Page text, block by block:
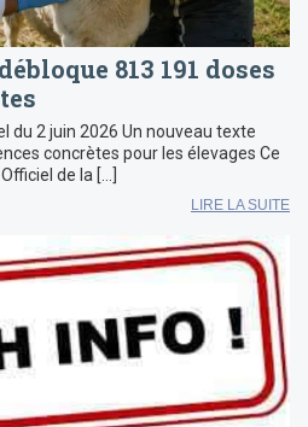
813 191 doses
du 2 juin 2026 Un nouveau texte
concrètes pour les élevages Ce
de la […]
LIRE LA SUITE